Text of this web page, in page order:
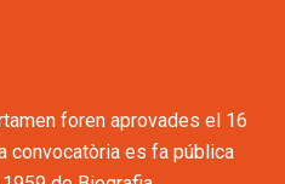
foren aprovades el 16
convocatòria es fa pública